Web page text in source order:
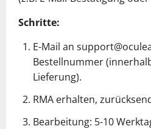
Schritte:
E-Mail an
Bestellnummer
Lieferung).
RMA erhalten,
Bearbeitung: 5-10